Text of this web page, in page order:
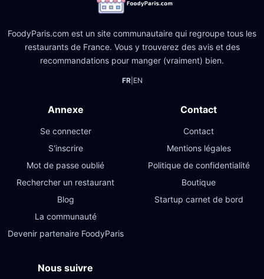
FoodyParis.com est un site communautaire qui regroupe tous les
restaurants de France. Vous y trouverez des avis et des
recommandations pour manger (vraiment) bien.
FR| EN
Annexe
Se connecter
S'inscrire
Mot de passe oublié
Rechercher un restaurant
Blog
La communauté
Devenir partenaire FoodyParis
Contact
Contact
Mentions légales
Politique de confidentialité
Boutique
Startup carnet de bord
Nous suivre